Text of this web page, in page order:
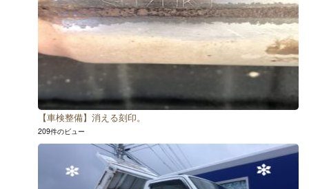
【車検整備】消える刻印。
209件のビュー